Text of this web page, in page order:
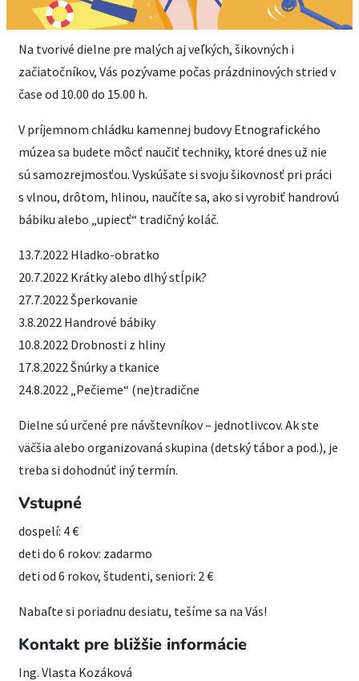
Na tvorivé dielne pre malých aj veľkých, šikovných i
začiatočníkov, Vás pozývame počas prázdninových stried v
čase od 10.00 do 15.00 h.
V príjemnom chládku kamennej budovy Etnografického
múzea sa budete môcť naučiť techniky, ktoré dnes už nie
sú samozrejmosťou. Vyskúšate si svoju šikovnosť pri práci
s vlnou, drôtom, hlinou, naučíte sa, ako si vyrobiť handrovú
bábiku alebo „upiecť“ tradičný koláč.
13.7.2022 Hladko-obratko
20.7.2022 Krátky alebo dlhý stĺpik?
27.7.2022 Šperkovanie
3.8.2022 Handrové bábiky
10.8.2022 Drobnosti z hliny
17.8.2022 Šnúrky a tkanice
24.8.2022 „Pečieme“ (ne)tradične
Dielne sú určené pre návštevníkov – jednotlivcov. Ak ste
väčšia alebo organizovaná skupina (detský tábor a pod.), je
treba si dohodnúť iný termín.
Vstupné
dospelí: 4 €
deti do 6 rokov: zadarmo
deti od 6 rokov, študenti, seniori: 2 €
Nabaľte si poriadnu desiatu, tešíme sa na Vás!
Kontakt pre bližšie informácie
Ing. Vlasta Kozáková